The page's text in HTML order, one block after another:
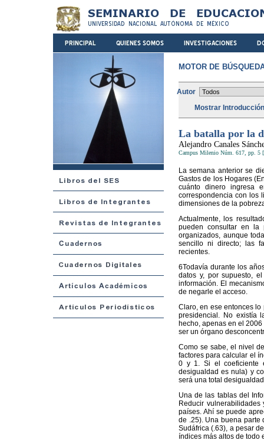
MOTOR DE
Autor
Mostrar
La batalla por la
Alejandro Canales
Campus Milenio Núm. 617, pp. 5
La semana anterior se
Gastos de los Hogares
cuánto dinero ingresa
correspondencia con los
dimensiones de la
Actualmente, los
pueden consultar en la
organizados, aunque
sencillo ni directo; las
recientes.
6Todavía durante los
datos y, por supuesto,
información. El
de negarle el acceso.
Claro, en ese entonces
presidencial. No existía
hecho, apenas en el
ser un órgano
Como se sabe, el nivel
factores para calcular el
0 y 1. Si el coeficiente
desigualdad es nula) y
será una total
Una de las tablas del
Reducir
países. Ahí se puede
de .25). Una buena parte
Sudáfrica (.63), a pesar
índices más altos de todo